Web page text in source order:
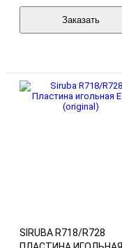
Заказать
SIRUBA R718/R728